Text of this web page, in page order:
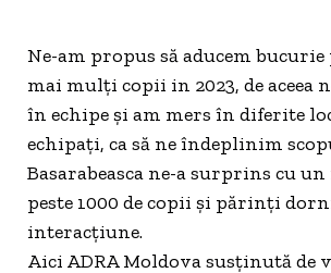
Ne-am propus să aducem
mai mulți copii in 2023, de aceea
în echipe și am mers în diferite
echipați, ca să ne îndeplinim
Basarabeasca ne-a surprins cu
peste 1000 de copii și părinți
interacțiune.
Aici ADRA Moldova susținută